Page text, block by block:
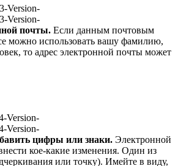
Version-
Version-
почты. Если данным почтовым
можно использовать вашу фамилию,
то адрес электронной почты может
Version-
Version-
цифры или знаки. Электронной
кое-какие изменения. Один из
или точку). Имейте в виду,